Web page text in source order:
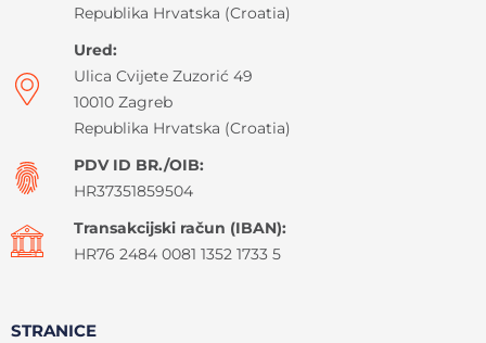
Republika Hrvatska (Croatia)
Ured:
Ulica Cvijete Zuzorić 49
10010 Zagreb
Republika Hrvatska (Croatia)
PDV ID BR./OIB:
HR37351859504
Transakcijski račun (IBAN):
HR76 2484 0081 1352 1733 5
STRANICE